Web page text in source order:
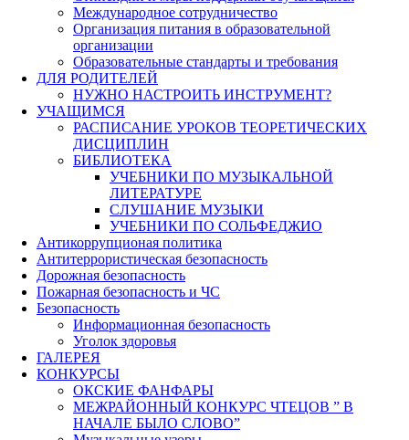
Международное сотрудничество
Организация питания в образовательной
организации
Образовательные стандарты и требования
ДЛЯ РОДИТЕЛЕЙ
НУЖНО НАСТРОИТЬ ИНСТРУМЕНТ?
УЧАЩИМСЯ
РАСПИСАНИЕ УРОКОВ ТЕОРЕТИЧЕСКИХ
ДИСЦИПЛИН
БИБЛИОТЕКА
УЧЕБНИКИ ПО МУЗЫКАЛЬНОЙ
ЛИТЕРАТУРЕ
СЛУШАНИЕ МУЗЫКИ
УЧЕБНИКИ ПО СОЛЬФЕДЖИО
Антикоррупционая политика
Антитеррористическая безопасность
Дорожная безопасность
Пожарная безопасность и ЧС
Безопасность
Информационная безопасность
Уголок здоровья
ГАЛЕРЕЯ
КОНКУРСЫ
ОКСКИЕ ФАНФАРЫ
МЕЖРАЙОННЫЙ КОНКУРС ЧТЕЦОВ ” В
НАЧАЛЕ БЫЛО СЛОВО”